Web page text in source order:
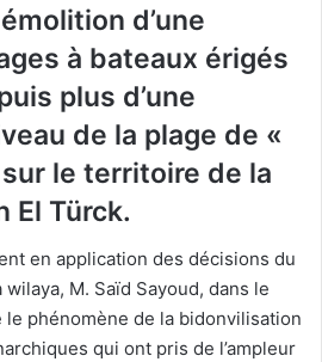
d’une
à bateaux érigés
plus d’une
de la plage de «
le territoire de la
El Türck.
en application des décisions du
M. Saïd Sayoud, dans le
phénomène de la bidonvilisation
qui ont pris de l’ampleur